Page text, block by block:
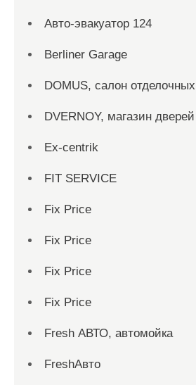
Aвто-эвакуатор 124
Berliner Garage
DOMUS, салон
DVERNOY, магазин
Ex-centrik
FIT SERVICE
Fix Price
Fix Price
Fix Price
Fix Price
Fresh АВТО, автомойка
FreshАвто